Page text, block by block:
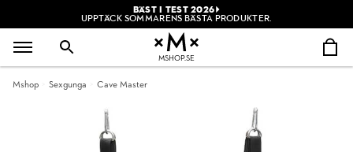
BÄST I TEST 2026
UPPTÄCK SOMMARENS BÄSTA PRODUKTER.
MSHOP.SE
Mshop Sexgunga Cave Master